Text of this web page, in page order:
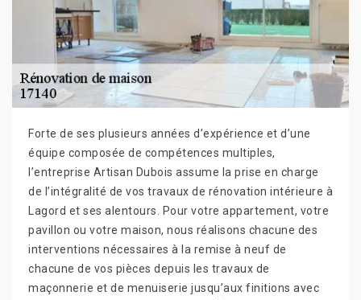
Forte de ses plusieurs années d’expérience et d’une
équipe composée de compétences multiples,
l’entreprise Artisan Dubois assume la prise en charge
de l’intégralité de vos travaux de rénovation intérieure à
Lagord et ses alentours. Pour votre appartement, votre
pavillon ou votre maison, nous réalisons chacune des
interventions nécessaires à la remise à neuf de
chacune de vos pièces depuis les travaux de
maçonnerie et de menuiserie jusqu’aux finitions avec